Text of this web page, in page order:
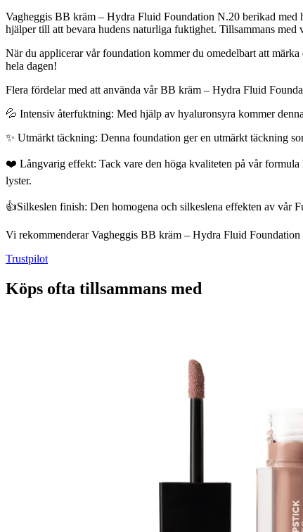
Vagheggis BB kräm – Hydra Fluid Foundation N.20 berikad
hjälper till att bevara hudens naturliga fuktighet. Tillsammans
När du applicerar vår foundation kommer du omedelbart att
hela dagen!
Flera fördelar med att använda vår BB kräm – Hydra Fluid
💦 Intensiv återfuktning: Med hjälp av hyaluronsyra kommer
✨ Utmärkt täckning: Denna foundation ger en utmärkt täckning
❤️ Långvarig effekt: Tack vare den höga kvaliteten på vår formula
lyster.
👍Silkeslen finish: Den homogena och silkeslena effekten av vår
Vi rekommenderar Vagheggis BB kräm – Hydra Fluid
Trustpilot
Köps ofta tillsammans med